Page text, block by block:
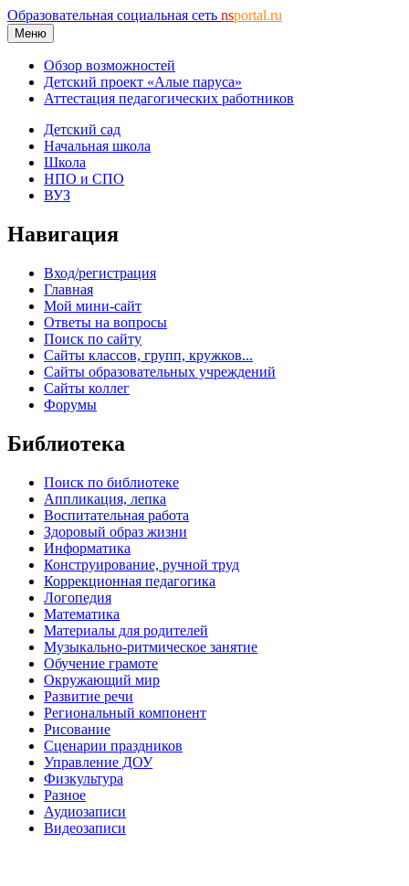
Образовательная социальная сеть nsportal.ru
Меню
Обзор возможностей
Детский проект «Алые паруса»
Аттестация педагогических работников
Детский сад
Начальная школа
Школа
НПО и СПО
ВУЗ
Навигация
Вход/регистрация
Главная
Мой мини-сайт
Ответы на вопросы
Поиск по сайту
Сайты классов, групп, кружков...
Сайты образовательных учреждений
Сайты коллег
Форумы
Библиотека
Поиск по библиотеке
Аппликация, лепка
Воспитательная работа
Здоровый образ жизни
Информатика
Конструирование, ручной труд
Коррекционная педагогика
Логопедия
Математика
Материалы для родителей
Музыкально-ритмическое занятие
Обучение грамоте
Окружающий мир
Развитие речи
Региональный компонент
Рисование
Сценарии праздников
Управление ДОУ
Физкультура
Разное
Аудиозаписи
Видеозаписи